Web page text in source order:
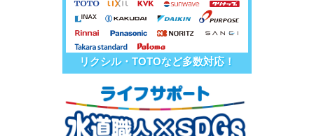
リクシル・TOTOなど多数対応！